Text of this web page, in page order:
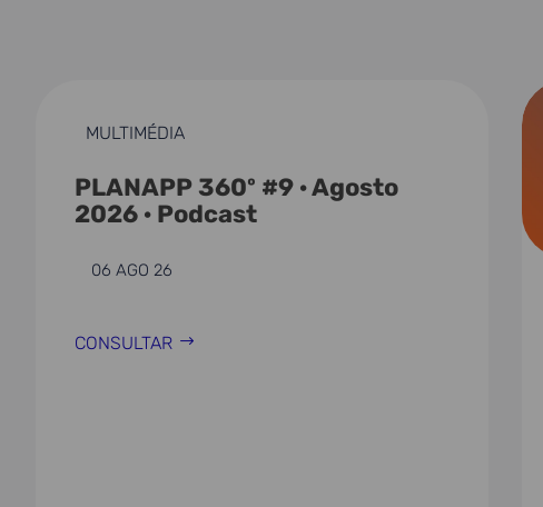
MULTIMÉDIA
PLANAPP 360º #9 · Agosto
2026 · Podcast
06 AGO 26
CONSULTAR